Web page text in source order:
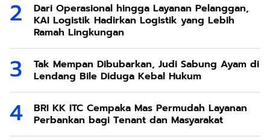
Dari Operasional hingga Layanan Pelanggan,
KAI Logistik Hadirkan Logistik yang Lebih
Ramah Lingkungan
Tak Mempan Dibubarkan, Judi Sabung Ayam di
Lendang Bile Diduga Kebal Hukum
BRI KK ITC Cempaka Mas Permudah Layanan
Perbankan bagi Tenant dan Masyarakat